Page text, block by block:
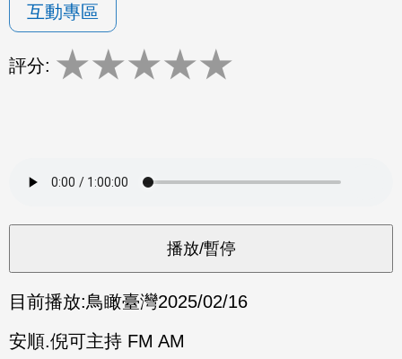
互動專區
評分: ★★★★★
目前播放:鳥瞰臺灣2025/02/16
安順.倪可主持 FM AM